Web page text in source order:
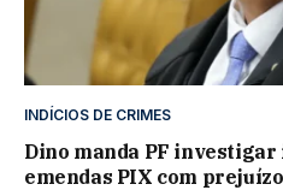
INDÍCIOS DE CRIMES
Dino manda PF
emendas PIX com